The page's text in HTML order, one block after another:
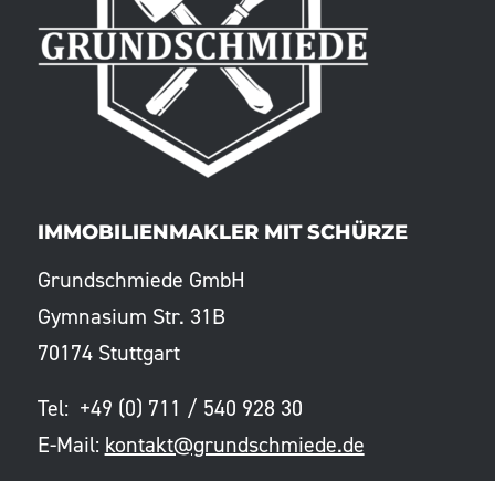
IMMOBILIENMAKLER MIT SCHÜRZE
Grundschmiede GmbH
Gymnasium Str. 31B
70174 Stuttgart
Tel: +49 (0) 711 / 540 928 30
E-Mail: kontakt@grundschmiede.de